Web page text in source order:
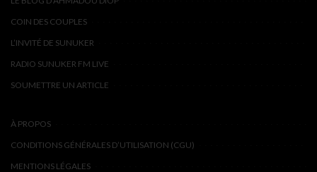
COIN DES COUPLES
L’INVITÉ DE SUNUKER
RADIO SUNUKER FM LIVE
SOUMETTRE UN ARTICLE
À PROPOS
CONDITIONS GÉNÉRALES D’UTILISATION (CGU)
MENTIONS LÉGALES